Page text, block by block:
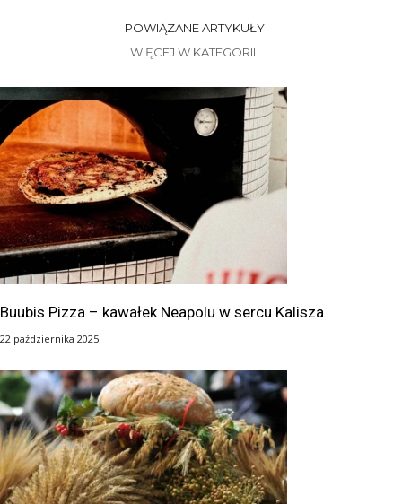
POWIĄZANE ARTYKUŁY
WIĘCEJ W KATEGORII
Buubis Pizza – kawałek Neapolu w sercu Kalisza
22 października 2025